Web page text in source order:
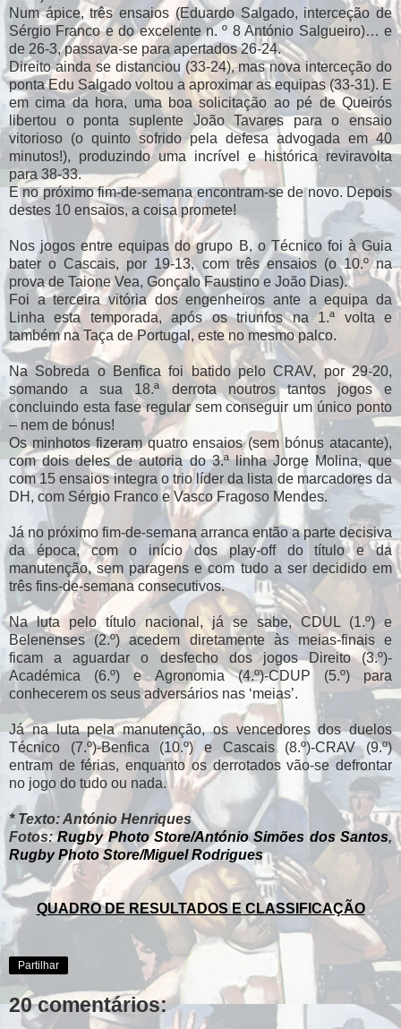
Num ápice, três ensaios (Eduardo Salgado, interceção de
Sérgio Franco e do excelente n. º 8 António Salgueiro)… e
de 26-3, passava-se para apertados 26-24.
Direito ainda se distanciou (33-24), mas nova interceção do
ponta Edu Salgado voltou a aproximar as equipas (33-31). E
em cima da hora, uma boa solicitação ao pé de Queirós
libertou o ponta suplente João Tavares para o ensaio
vitorioso (o quinto sofrido pela defesa advogada em 40
minutos!), produzindo uma incrível e histórica reviravolta
para 38-33.
E no próximo fim-de-semana encontram-se de novo. Depois
destes 10 ensaios, a coisa promete!
Nos jogos entre equipas do grupo B, o Técnico foi à Guia
bater o Cascais, por 19-13, com três ensaios (o 10.º na
prova de Taione Vea, Gonçalo Faustino e João Dias).
Foi a terceira vitória dos engenheiros ante a equipa da
Linha esta temporada, após os triunfos na 1.ª volta e
também na Taça de Portugal, este no mesmo palco.
Na Sobreda o Benfica foi batido pelo CRAV, por 29-20,
somando a sua 18.ª derrota noutros tantos jogos e
concluindo esta fase regular sem conseguir um único ponto
– nem de bónus!
Os minhotos fizeram quatro ensaios (sem bónus atacante),
com dois deles de autoria do 3.ª linha Jorge Molina, que
com 15 ensaios integra o trio líder da lista de marcadores da
DH, com Sérgio Franco e Vasco Fragoso Mendes.
Já no próximo fim-de-semana arranca então a parte decisiva
da época, com o início dos play-off do título e da
manutenção, sem paragens e com tudo a ser decidido em
três fins-de-semana consecutivos.
Na luta pelo título nacional, já se sabe, CDUL (1.º) e
Belenenses (2.º) acedem diretamente às meias-finais e
ficam a aguardar o desfecho dos jogos Direito (3.º)-
Académica (6.º) e Agronomia (4.º)-CDUP (5.º) para
conhecerem os seus adversários nas ‘meias’.
Já na luta pela manutenção, os vencedores dos duelos
Técnico (7.º)-Benfica (10.º) e Cascais (8.º)-CRAV (9.º)
entram de férias, enquanto os derrotados vão-se defrontar
no jogo do tudo ou nada.
* Texto: António Henriques
Fotos:Rugby Photo Store/António Simões dos Santos,
Rugby Photo Store/Miguel Rodrigues
QUADRO DE RESULTADOS E CLASSIFICAÇÃO
Partilhar
20 comentários: